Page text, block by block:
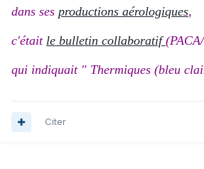
dans ses productions aérologiques,
c'était le bulletin collaboratif
qui indiquait " Thermiques (bleu
Citer